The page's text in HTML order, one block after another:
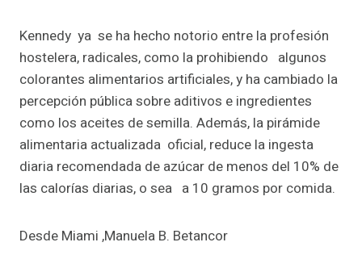
Kennedy ya se ha hecho notorio entre la profesión
hostelera, radicales, como la prohibiendo algunos
colorantes alimentarios artificiales, y ha cambiado la
percepción pública sobre aditivos e ingredientes
como los aceites de semilla. Además, la pirámide
alimentaria actualizada oficial, reduce la ingesta
diaria recomendada de azúcar de menos del 10% de
las calorías diarias, o sea a 10 gramos por comida.
Desde Miami ,Manuela B. Betancor